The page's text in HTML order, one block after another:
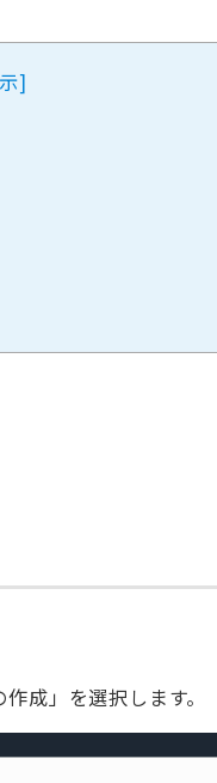
]
成」を選択します。